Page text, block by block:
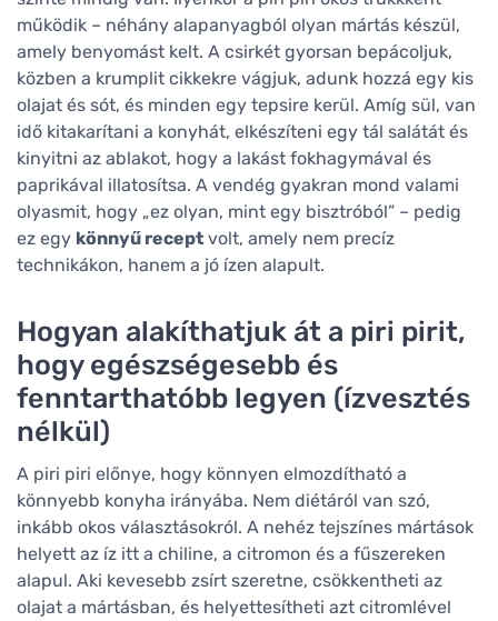
működik – néhány alapanyagból olyan mártás készül,
amely benyomást kelt. A csirkét gyorsan bepácoljuk,
közben a krumplit cikkekre vágjuk, adunk hozzá egy kis
olajat és sót, és minden egy tepsire kerül. Amíg sül, van
idő kitakarítani a konyhát, elkészíteni egy tál salátát és
kinyitni az ablakot, hogy a lakást fokhagymával és
paprikával illatosítsa. A vendég gyakran mond valami
olyasmit, hogy „ez olyan, mint egy bisztróból” – pedig
ez egy könnyű recept volt, amely nem precíz
technikákon, hanem a jó ízen alapult.
Hogyan alakíthatjuk át a piri pirit,
hogy egészségesebb és
fenntarthatóbb legyen (ízvesztés
nélkül)
A piri piri előnye, hogy könnyen elmozdítható a
könnyebb konyha irányába. Nem diétáról van szó,
inkább okos választásokról. A nehéz tejszínes mártások
helyett az íz itt a chiline, a citromon és a fűszereken
alapul. Aki kevesebb zsírt szeretne, csökkentheti az
olajat a mártásban, és helyettesítheti azt citromlével